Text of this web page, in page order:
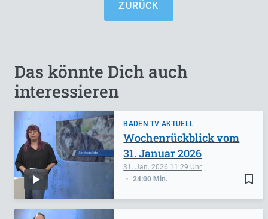
ZURÜCK
Das könnte Dich auch
interessieren
BADEN TV AKTUELL
bookmark_border
31. Jan. 2026 11:29
24:00 Min.
Wochenrückblick vom
31. Januar 2026